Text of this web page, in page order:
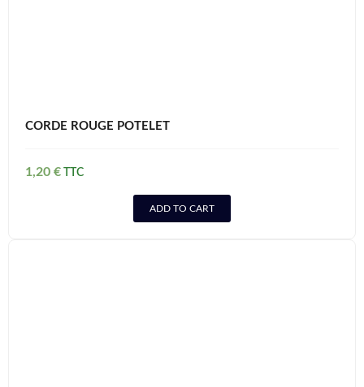
CORDE ROUGE POTELET
1,20 €
ADD TO CART